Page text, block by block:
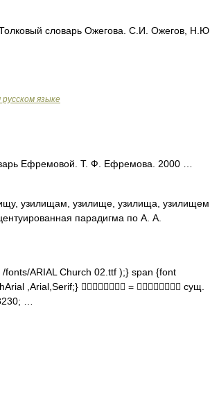
словарь Ожегова. С.И. Ожегов, Н.Ю.
языке
Ефремовой. Т. Ф. Ефремова. 2000 …
узилищам, узилище, узилища, узилищем,
парадигма по А. А.
ARIAL Church 02.ttf );} span {font
,Arial,Serif;}  =  сущ.
…